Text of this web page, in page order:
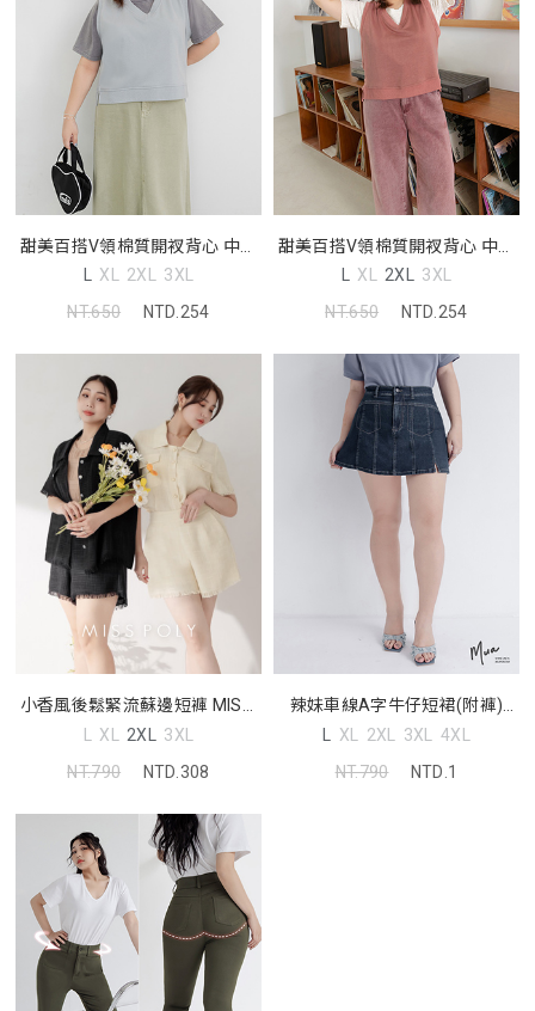
甜美百搭V領棉質開衩背心 中大
尺碼上衣
L XL 2XL 3XL
NT.650
NTD.254
甜美百搭V領棉質開衩背心 中大
尺碼上衣
L XL 2XL 3XL
NT.650
NTD.254
小香風後鬆緊流蘇邊短褲 MISS.
中大尺碼褲子
L XL 2XL 3XL
NT.790
NTD.308
辣妹車線A字牛仔短裙(附褲)
MUA! 中大尺碼裙子
L XL 2XL 3XL 4XL
NT.790
NTD.1